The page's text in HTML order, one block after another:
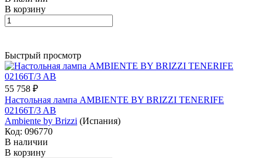
В корзину
Быстрый просмотр
55 758 ₽
Настольная лампа AMBIENTE BY BRIZZI TENERIFE
02166T/3 AB
Ambiente by Brizzi (Испания)
Код: 096770
В наличии
В корзину